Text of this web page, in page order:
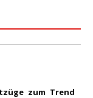
zum Trend